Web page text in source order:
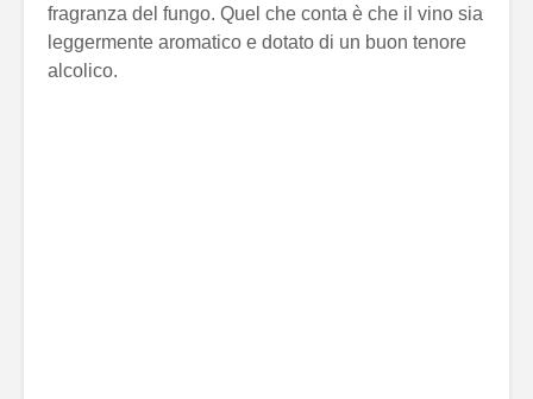
fragranza del fungo. Quel che conta è che il vino sia
leggermente aromatico e dotato di un buon tenore
alcolico.